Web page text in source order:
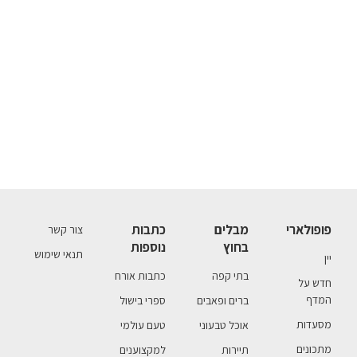
פופולארי
יין
חדש על
המדף
מסעדות
מתכונים
מבלים
בחוץ
בתי קפה
ברים ופאבים
אוכל טבעוני
תיירות
כתבות
נוספות
כתבות אורח
ספרי בישול
טעם עולמי
למקצוענים
צור קשר
תנאי שימוש